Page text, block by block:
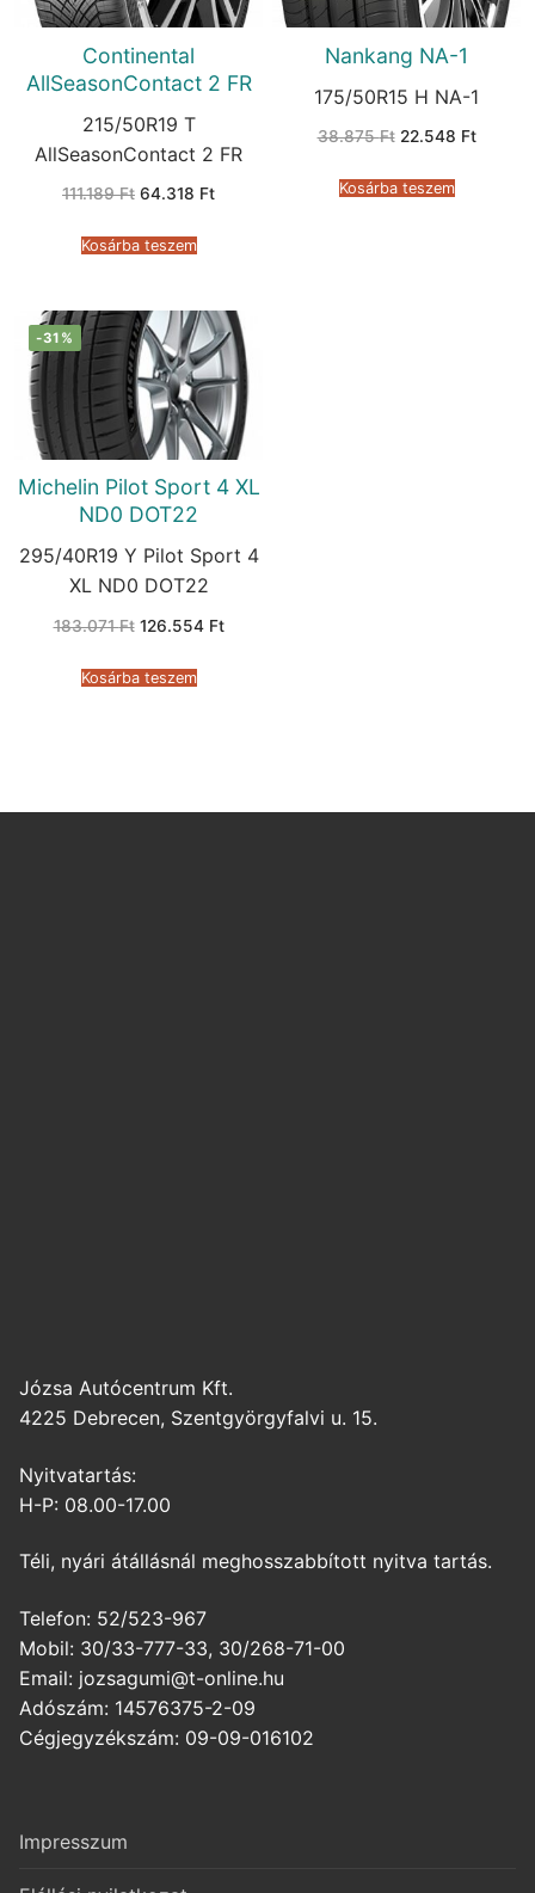
Continental
AllSeasonContact 2 FR
215/50R19 T
AllSeasonContact 2 FR
111.189Ft Original
111.189 Ft.
64.318 FtCurrent
Kosárba teszem
Nankang NA-1
175/50R15 H NA-1
38.875Ft Original
38.875 Ft.
22.548 FtCurrent
Kosárba teszem
-31%
Michelin Pilot Sport 4 XL
ND0 DOT22
295/40R19 Y Pilot Sport 4
XL ND0 DOT22
183.071Ft Original
183.071 Ft.
126.554 FtCurrent
Kosárba teszem
Józsa Autócentrum Kft.
4225 Debrecen, Szentgyörgyfalvi u. 15.
Nyitvatartás:
H-P: 08.00-17.00
Téli, nyári átállásnál meghosszabbított nyitva tartás.
Telefon: 52/523-967
Mobil: 30/33-777-33, 30/268-71-00
Email: jozsagumi@t-online.hu
Adószám: 14576375-2-09
Cégjegyzékszám: 09-09-016102
Impresszum